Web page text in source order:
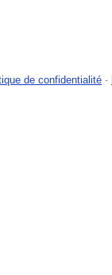
de confidentialité -